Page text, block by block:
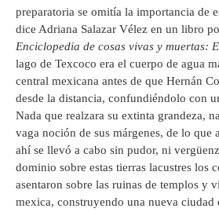
preparatoria se omitía la importancia de
dice Adriana Salazar Vélez en un libro
Enciclopedia de cosas vivas y muertas:
lago de Texcoco era el cuerpo de agua
central mexicana antes de que Hernán
desde la distancia, confundiéndolo con
Nada que realzara su extinta grandeza,
vaga noción de sus márgenes, de lo que
ahí se llevó a cabo sin pudor, ni
dominio sobre estas tierras lacustres los
asentaron sobre las ruinas de templos y
mexica, construyendo una nueva ciudad